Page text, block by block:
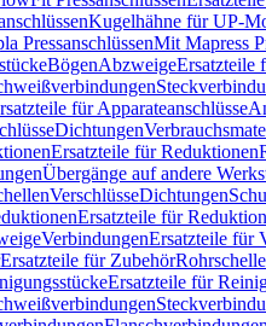
Kugelhähne für UP-
PressanschlüssenMit Mapress
BögenAbzweigeErsatzteile
für Apparateanschlüsse
Dichtungen
Ersatzteile für Reduktionen
Übergänge auf andere
VerschlüsseDichtungen
Ersatzteile für
VerbindungenErsatzteile für
Ersatzteile für Zubehör
Ersatzteile für